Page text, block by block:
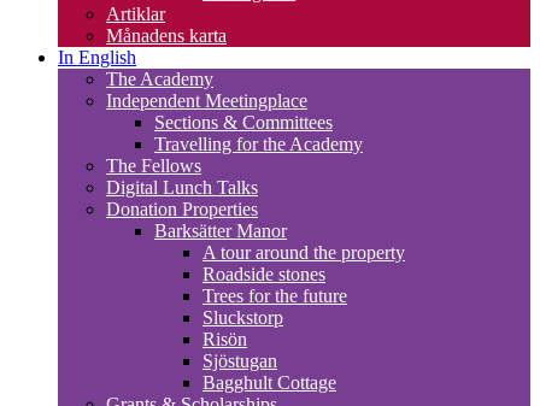
Artiklar
Månadens karta
In English
The Academy
Independent Meetingplace
Sections & Committees
Travelling for the Academy
The Fellows
Digital Lunch Talks
Donation Properties
Barksätter Manor
A tour around the property
Roadside stones
Trees for the future
Sluckstorp
Risön
Sjöstugan
Bagghult Cottage